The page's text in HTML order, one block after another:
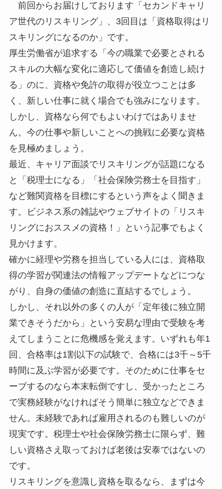
前回からお届けしております「セカンドキャリ
ア世代のリスキリング」、3回目は「資格取得はリ
スキリングになるのか」です。
厚生労働省が追求する「今の職業で必要とされる
スキルの大幅な変化に適応して価値を創造し続け
る」のに、資格や免許の取得が役立つことは多
く、新しい仕事に就く場合でも強みになります。
しかし、資格なら何でもよいわけではありませ
ん。今の仕事や新しいことへの挑戦に必要な資格
を見極めましょう。
最近、キャリア面談でリスキリングが話題になる
と「税理士になる」「社会保険労務士を目指す」
など難関資格を目標にするという声をよく聞きま
す。ビジネス系の雑誌やウェブサイトの「リスキ
リングにおススメの資格！」という記事でもよく
見かけます。
確かに経理や労務を担当している人には、資格取
得の学習が関連法の情報アップデートなどにつな
がり、自身の価値の創造に直結するでしょう。
しかし、それ以外の多くの人が「定年後に独立開
業できそうだから」という安易な理由で受験を考
えてしまうことに危機感を覚えます。いずれも年1
回、合格率は1割以下の試験で、合格には3千～5千
時間に及ぶ学習が必要です。そのために仕事をセ
ーブするのなら本末転倒ですし、受かったところ
で実務経験がなければそう簡単に独立などできま
せん。未経験であれば雇用されるのも難しいのが
現実です。税理士や社会保険労務士に限らず、難
しい資格さえ取っておけば老後は安泰ではないの
です。
リスキリングを意識し資格を取るなら、まずは今